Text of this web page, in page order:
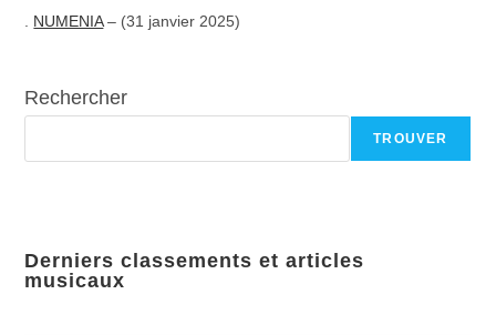
NUMENIA– (31 janvier 2025)
Rechercher
TROUVER
Derniers classements et articles
musicaux